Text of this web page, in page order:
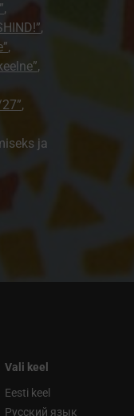
,
,
,
,
,
ja
Vali keel
Eesti keel
Русский язык